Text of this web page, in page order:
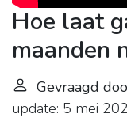
Hoe laat
maanden
Gevraagd
update: 5 mei